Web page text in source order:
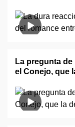
La pregunta
el Conejo, que